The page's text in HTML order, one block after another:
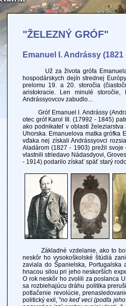
"ŽELEZNÝ GRÓF"
Emanuel I. Andrássy (1821
Už za života grófa Emanuela I.
hospodárskych dejín strednej
prelomu 19. a 20. storočia
aristokracie. Len minulé
Andrássyovcov zabudlo...
Gróf Emanuel I. Andrássy
otec gróf Karol III. (17992 - 1845)
ako podnikateľ v oblasti
Uhorska. Emanuelova matka grófka
vďaka nej získali Andrássyovci
Aladárom (1827 - 1903) prežil
vlastnili striedavo Nádasdyovi,
- 1914) podarilo získať späť starý
Základné vzdelanie, ako to bolo
neskôr ho vysokoškolské štúdiá
zaviala do Španielska,
hnacou silou pri jeho neskorších
O rok neskôr ho zvolili za poslanca
sa rozbiehajúcu dráhu politika
potlačenie revolúcie,
politický exil, "no keď veci (podľa